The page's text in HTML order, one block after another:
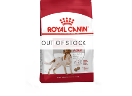
OUT OF STOCK